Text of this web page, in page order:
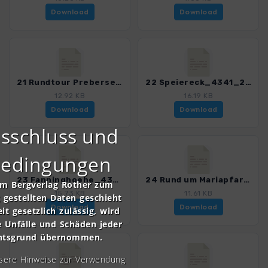
Download
Download
21 Rundtour Prebersee_4341_2.gpx
12.92 KB
Download
22 Speiereck_4341_2.gpx
16.19 KB
Download
23 Fanninghoehe_4341_2.gpx
15.73 KB
Download
24 Rund um Mariapfarr_4341_2.gpx
11.61 KB
Download
und
Bergverlag Rother zum
Daten geschieht
gesetzlich zulässig, wird
und Schäden jeder
übernommen.
Hinweise zur Verwendung